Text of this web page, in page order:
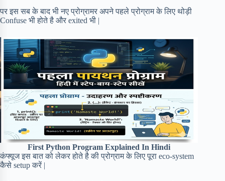
पर इस सब के बाद भी नए प्रोग्रामर अपने पहले प्रोग्राम के लिए थोड़ी
Confuse भी होते है और exited भी |
First Python Program Explained In Hindi
कंफ्यूज इस बात को लेकर होते है की प्रोग्राम के लिए पूरा eco-system
कैसे setup करें |